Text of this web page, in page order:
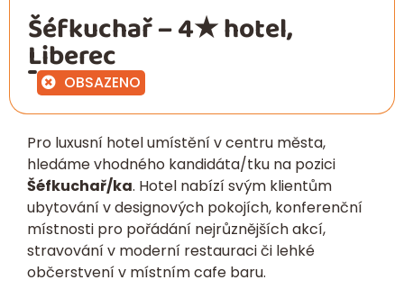
Šéfkuchař – 4★ hotel,
Liberec
OBSAZENO
Pro luxusní hotel umístění v centru města,
hledáme vhodného kandidáta/tku na pozici
Šéfkuchař/ka. Hotel nabízí svým klientům
ubytování v designových pokojích, konferenční
místnosti pro pořádání nejrůznějších akcí,
stravování v moderní restauraci či lehké
občerstvení v místním cafe baru.